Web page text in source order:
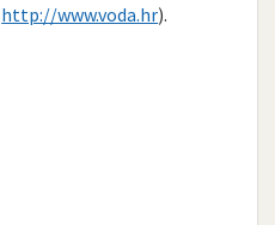
http://www.voda.hr).